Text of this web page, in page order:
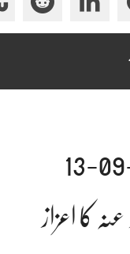
کا اعزاز